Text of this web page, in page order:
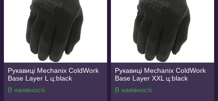
Рукавиці Mechanix ColdWork
Base Layer L ц:black
В наявності
Рукавиці Mechanix ColdWork
Base Layer XXL ц:black
В наявності